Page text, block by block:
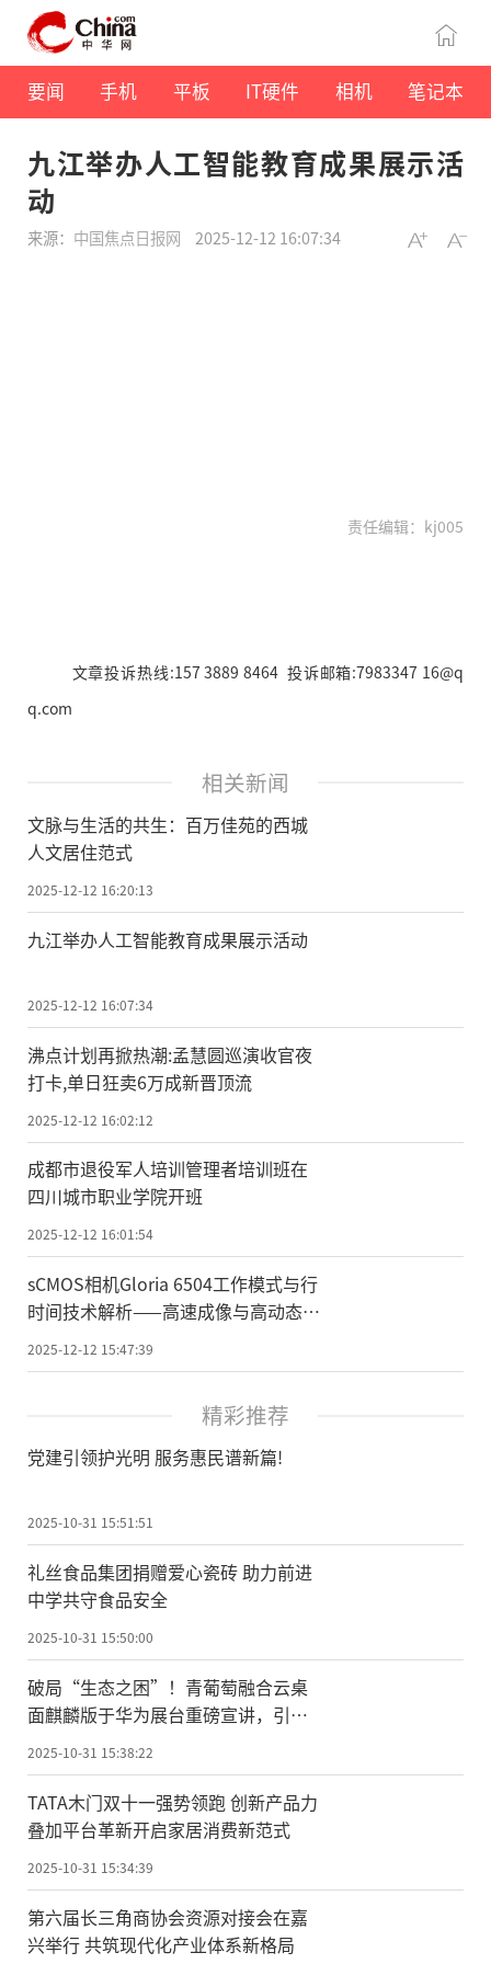
要闻 手机 平板 IT硬件 相机 笔记本
九江举办人工智能教育成果展示活
动
来源： 中国焦点日报网 2025-12-12 16:07:34
责任编辑：kj005
文章投诉热线:157 3889 8464 投诉邮箱:7983347 16@q
q.com
相关新闻
文脉与生活的共生：百万佳苑的西城
人文居住范式
2025-12-12 16:20:13
九江举办人工智能教育成果展示活动
2025-12-12 16:07:34
沸点计划再掀热潮:孟慧圆巡演收官夜
打卡,单日狂卖6万成新晋顶流
2025-12-12 16:02:12
成都市退役军人培训管理者培训班在
四川城市职业学院开班
2025-12-12 16:01:54
sCMOS相机Gloria 6504工作模式与行
时间技术解析——高速成像与高动态范
围应用
2025-12-12 15:47:39
精彩推荐
党建引领护光明 服务惠民谱新篇!
2025-10-31 15:51:51
礼丝食品集团捐赠爱心瓷砖 助力前进
中学共守食品安全
2025-10-31 15:50:00
破局“生态之困”！青葡萄融合云桌
面麒麟版于华为展台重磅宣讲，引领
国产化办公新纪元
2025-10-31 15:38:22
TATA木门双十一强势领跑 创新产品力
叠加平台革新开启家居消费新范式
2025-10-31 15:34:39
第六届长三角商协会资源对接会在嘉
兴举行 共筑现代化产业体系新格局